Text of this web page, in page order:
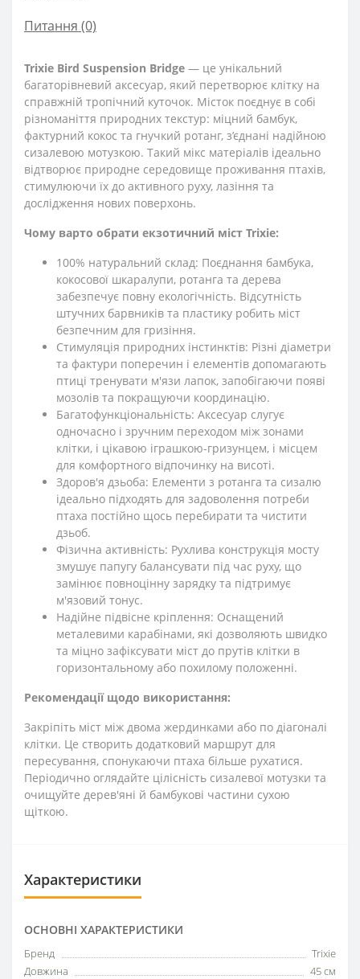
Питання (0)
Trixie Bird Suspension Bridge — це унікальний
багаторівневий аксесуар, який перетворює клітку на
справжній тропічний куточок. Місток поєднує в собі
різноманіття природних текстур: міцний бамбук,
фактурний кокос та гнучкий ротанг, з’єднані надійною
сизалевою мотузкою. Такий мікс матеріалів ідеально
відтворює природне середовище проживання птахів,
стимулюючи їх до активного руху, лазіння та
дослідження нових поверхонь.
Чому варто обрати екзотичний міст Trixie:
100% натуральний склад: Поєднання бамбука,
кокосової шкаралупи, ротанга та дерева
забезпечує повну екологічність. Відсутність
штучних барвників та пластику робить міст
безпечним для гризіння.
Стимуляція природних інстинктів: Різні діаметри
та фактури поперечин і елементів допомагають
птиці тренувати м'язи лапок, запобігаючи появі
мозолів та покращуючи координацію.
Багатофункціональність: Аксесуар слугує
одночасно і зручним переходом між зонами
клітки, і цікавою іграшкою-гризунцем, і місцем
для комфортного відпочинку на висоті.
Здоров'я дзьоба: Елементи з ротанга та сизалю
ідеально підходять для задоволення потреби
птаха постійно щось перебирати та чистити
дзьоб.
Фізична активність: Рухлива конструкція мосту
змушує папугу балансувати під час руху, що
замінює повноцінну зарядку та підтримує
м'язовий тонус.
Надійне підвісне кріплення: Оснащений
металевими карабінами, які дозволяють швидко
та міцно зафіксувати міст до прутів клітки в
горизонтальному або похилому положенні.
Рекомендації щодо використання:
Закріпіть міст між двома жердинками або по діагоналі
клітки. Це створить додатковий маршрут для
пересування, спонукаючи птаха більше рухатися.
Періодично оглядайте цілісність сизалевої мотузки та
очищуйте дерев'яні й бамбукові частини сухою
щіткою.
Характеристики
ОСНОВНІ ХАРАКТЕРИСТИКИ
Бренд
Trixie
Довжина
45 см